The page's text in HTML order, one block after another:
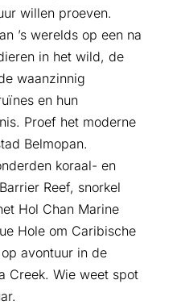
willen proeven.
’s werelds op een na
in het wild, de
waanzinnig
en hun
Proef het moderne
Belmopan.
koraal- en
Reef, snorkel
Hol Chan Marine
Hole om Caribische
avontuur in de
Creek. Wie weet spot